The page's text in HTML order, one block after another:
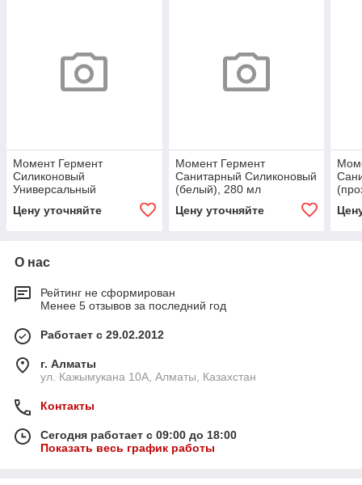
Момент Гермент
Силиконовый
Универсальный
Цену уточняйте
Момент Гермент
Санитарный Силиконовый
(белый), 280 мл
Цену уточняйте
О нас
Рейтинг не сформирован
Менее 5 отзывов за последний год
Работает с 29.02.2012
г. Алматы
ул. Кажымукана 10А, Алматы, Казахстан
Контакты
Сегодня работает с 09:00 до 18:00
Показать весь график работы